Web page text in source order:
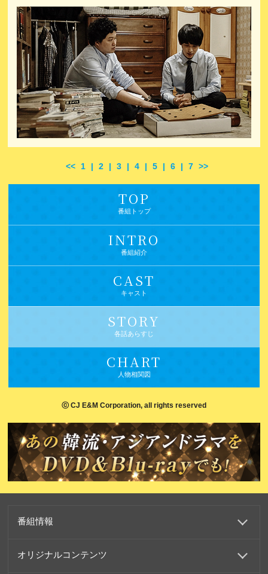
<< 1| 2| 3| 4| 5| 6| 7 >>
TOP
番組トップ
INTRO
番組紹介
CAST
キャスト
STORY
各話あらすじ
CHART
人物相関図
ⓒ CJ E&M Corporation, all rights reserved
番組情報
オリジナルコンテンツ